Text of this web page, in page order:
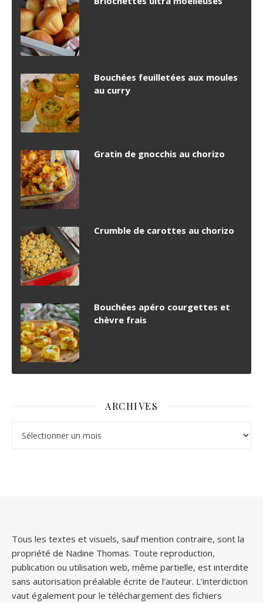
Bouchées feuilletées aux moules
au curry
Gratin de gnocchis au chorizo
Crumble de carottes au chorizo
Bouchées apéro courgettes et
chèvre frais
ARCHIVES
Tous les textes et visuels, sauf mention contraire, sont la
propriété de Nadine Thomas. Toute reproduction,
publication ou utilisation web, même partielle, est interdite
sans autorisation préalable écrite de l’auteur. L’interdiction
vaut également pour le téléchargement des fichiers